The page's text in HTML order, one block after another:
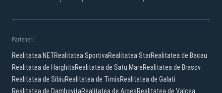
Parteneri:
Realitatea.NETRealitatea SportivaRealitatea StarRealitatea de Bacau
Realitatea de HarghitaRealitatea de Satu MareRealitatea de Brasov
Realitatea de SibiuRealitatea de TimisRealitatea de Galati
Realitatea de DambovitaRealitatea de ArgesRealitatea de Valcea